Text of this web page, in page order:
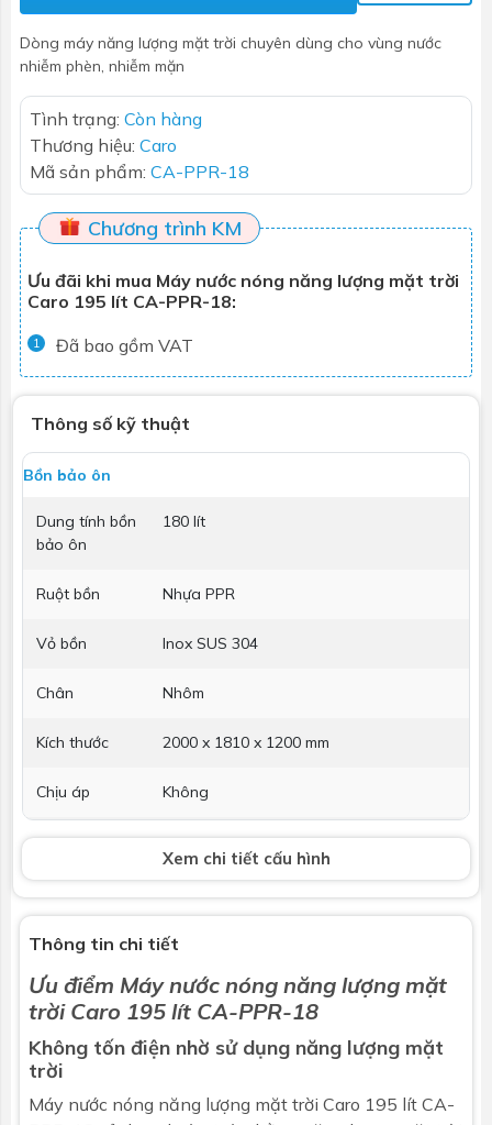
Dòng máy năng lượng mặt trời chuyên dùng cho vùng nước
nhiễm phèn, nhiễm mặn
Tình trạng: Còn hàng
Thương hiệu: Caro
Mã sản phẩm: CA-PPR-18
Chương trình KM
Ưu đãi khi mua Máy nước nóng năng lượng mặt trời
Caro 195 lít CA-PPR-18:
1 Đã bao gồm VAT
Thông số kỹ thuật
Bồn bảo ôn
Dung tính bồn
bảo ôn
180 lít
Ruột bồn Nhựa PPR
Vỏ bồn Inox SUS 304
Chân Nhôm
Kích thước 2000 x 1810 x 1200 mm
Chịu áp Không
Hỗ trợ điện Không
chống ăn
mòn
Bảo hành 5 năm
Loại
truyền nhiệt - Lớp hấp thụ nhiệt - Lớp
Xem chi tiết cấu hình
Thông tin chi tiết
Ưu điểm Máy nước nóng năng lượng mặt
trờiCaro 195 lít CA-PPR-18
Không tốn điện nhờ sử dụng năng lượng mặt
trời
Máy nước nóng năng lượng mặt trời Caro 195 lít CA-